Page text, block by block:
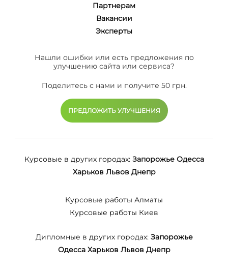
Партнерам
Вакансии
Эксперты
Нашли ошибки или есть предложения по
улучшению сайта или сервиса?
Поделитесь с нами и получите 50 грн.
ПРЕДЛОЖИТЬ УЛУЧШЕНИЯ
Курсовые в других городах: Запорожье Одесса
Харьков Львов Днепр
Курсовые работы Алматы
Курсовые работы Киев
Дипломные в других городах: Запорожье
Одесса Харьков Львов Днепр